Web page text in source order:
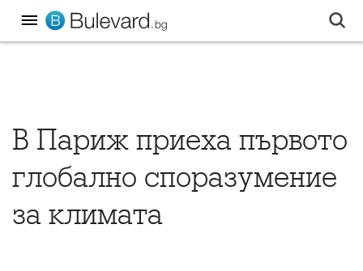
В Париж приеха първото
глобално споразумение
за климата